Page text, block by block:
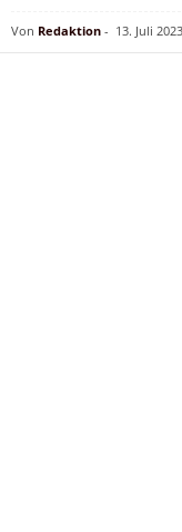
Von Redaktion - 13. Juli 2023